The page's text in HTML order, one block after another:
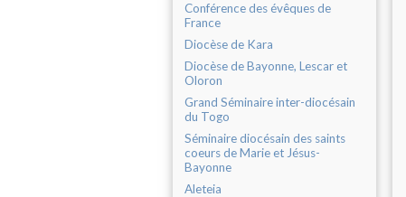
Conférence des évêques de
France
Diocèse de Kara
Diocèse de Bayonne, Lescar et
Oloron
Grand Séminaire inter-diocésain
du Togo
Séminaire diocésain des saints
coeurs de Marie et Jésus-
Bayonne
Aleteia